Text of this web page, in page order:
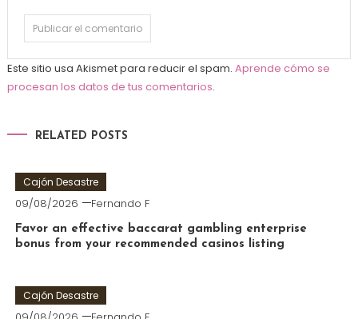
Este sitio usa Akismet para reducir el spam. Aprende cómo se
procesan los datos de tus comentarios.
RELATED POSTS
Cajón Desastre
09/08/2026 Fernando F
Favor an effective baccarat gambling enterprise
bonus from your recommended casinos listing
Cajón Desastre